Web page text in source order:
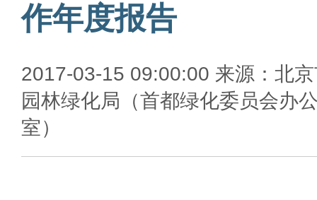
作年度报告
2017-03-15 09:00:00 来源：北
园林绿化局（首都绿化委员会办
室）